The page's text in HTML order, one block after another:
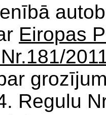
Eiropas
Regulu